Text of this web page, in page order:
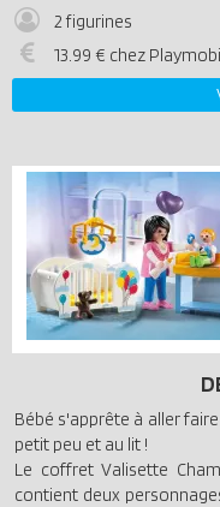
2 figurines
13.99 € chez
Bébé s'apprête à aller
petit peu et au lit !
Le coffret Valisette
contient deux